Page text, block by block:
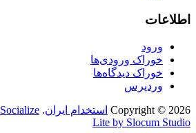
اطلاعات
ورود
خوراک ورودی‌ها
خوراک دیدگاه‌ها
وردپرس
Copyright © 2026 استخدام ایران. All Rights Reserved.
Socialize
Lite by Slocum Studio